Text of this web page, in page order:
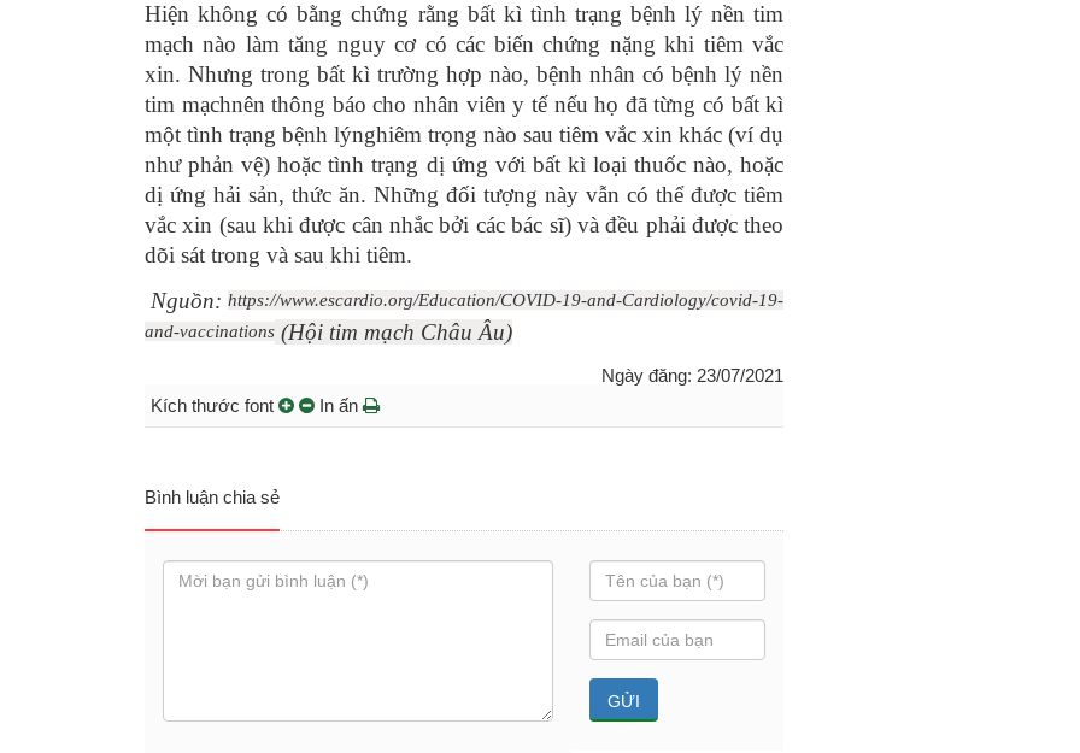
Hiện không có bằng chứng rằng bất kì tình trạng bệnh lý nền tim
mạch nào làm tăng nguy cơ có các biến chứng nặng khi tiêm vắc
xin. Nhưng trong bất kì trường hợp nào, bệnh nhân có bệnh lý nền
tim mạchnên thông báo cho nhân viên y tế nếu họ đã từng có bất kì
một tình trạng bệnh lýnghiêm trọng nào sau tiêm vắc xin khác (ví dụ
như phản vệ) hoặc tình trạng dị ứng với bất kì loại thuốc nào, hoặc
dị ứng hải sản, thức ăn. Những đối tượng này vẫn có thể được tiêm
vắc xin (sau khi được cân nhắc bởi các bác sĩ) và đều phải được theo
dõi sát trong và sau khi tiêm.
Nguồn:https://www.escardio.org/Education/COVID-19-and-Cardiology/covid-19-
and-vaccinations (Hội tim mạch Châu Âu)
Ngày đăng: 23/07/2021
Kích thước font
In ấn
Bình luận chia sẻ